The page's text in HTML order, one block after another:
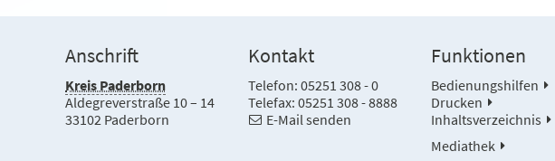
Anschrift
Kreis Paderborn
Aldegreverstraße 10 – 14
33102 Paderborn
Kontakt
Telefon: 05251 308 - 0
Telefax: 05251 308 - 8888
E-Mail senden
Funktionen
Bedienungshilfen
Drucken
Inhaltsverzeichnis
Mediathek